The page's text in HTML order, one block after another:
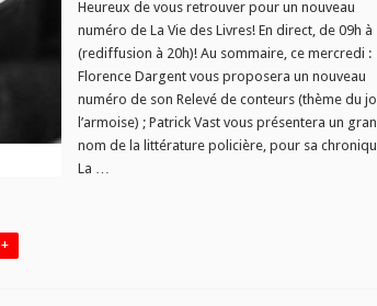
Heureux de vous retrouver pour un nouveau
numéro de La Vie des Livres! En direct, de 09h à
(rediffusion à 20h)! Au sommaire, ce mercredi :
Florence Dargent vous proposera un nouveau
numéro de son Relevé de conteurs (thème du
l’armoise) ; Patrick Vast vous présentera un
nom de la littérature policière, pour sa
La …